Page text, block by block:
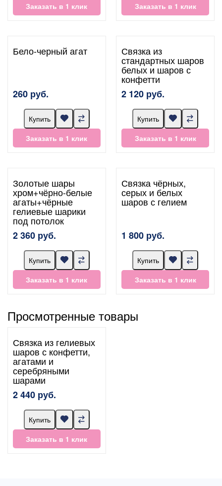
Заказать в 1 клик
Заказать в 1 клик
Бело-черный агат
260 руб.
Купить
Заказать в 1 клик
Связка из
стандартных шаров
белых и шаров с
конфетти
2 120 руб.
Купить
Заказать в 1 клик
Золотые шары
хром+чёрно-белые
агаты+чёрные
гелиевые шарики
под потолок
2 360 руб.
Купить
Заказать в 1 клик
Связка чёрных,
серых и белых
шаров с гелием
1 800 руб.
Купить
Заказать в 1 клик
Просмотренные товары
Связка из гелиевых
шаров с конфетти,
агатами и
серебряными
шарами
2 440 руб.
Купить
Заказать в 1 клик